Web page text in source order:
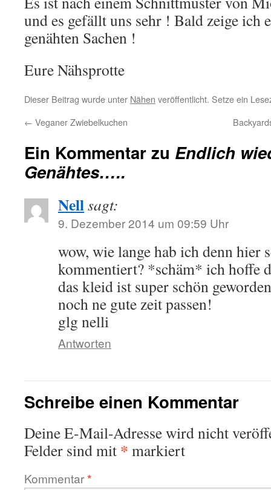
und es gefällt uns sehr ! Bald zeige ich
genähten Sachen !
Eure Nähsprotte
Dieser Beitrag wurde unter Nähen veröffentlicht. Setze ein
← Veganer Zwiebelkuchen
Ein Kommentar zu Endlich
Genähtes…..
Nellsagt:
9. Dezember 2014 um 09:59 Uhr
wow, wie lange hab ich denn hier
kommentiert? *schäm* ich hoffe
das kleid ist super schön
noch ne gute zeit passen!
glg nelli
Antworten
Schreibe einen Kommentar
Deine E-Mail-Adresse wird nicht
Felder sind mit * markiert
Kommentar*